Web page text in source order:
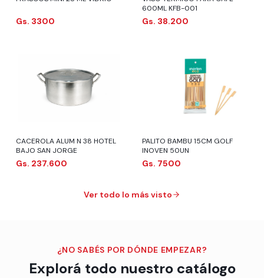
Gs. 3300
600ML KFB-001
Gs. 38.200
CACEROLA ALUM N 38 HOTEL
BAJO SAN JORGE
Gs. 237.600
PALITO BAMBU 15CM GOLF
INOVEN 50UN
Gs. 7500
Ver todo lo más visto
¿NO SABÉS POR DÓNDE EMPEZAR?
Explorá todo nuestro catálogo